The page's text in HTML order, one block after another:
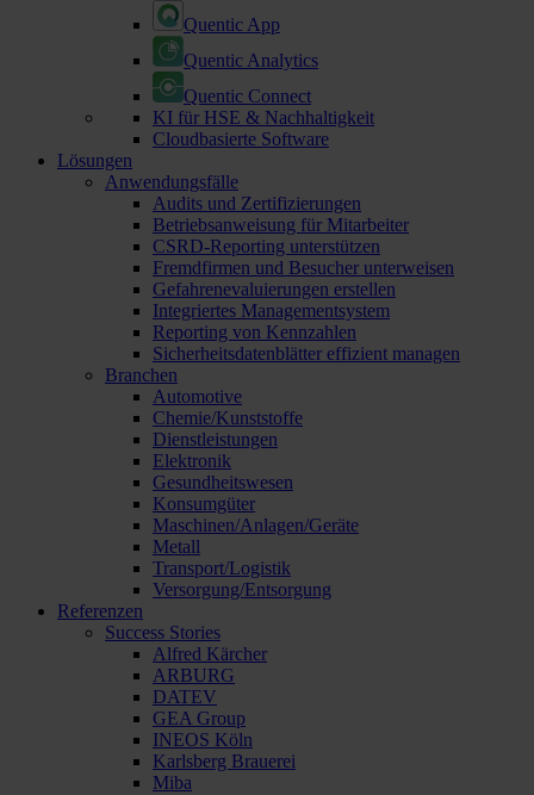
Quentic App
Quentic Analytics
Quentic Connect
KI für HSE & Nachhaltigkeit
Cloudbasierte Software
Lösungen
Anwendungsfälle
Audits und Zertifizierungen
Betriebsanweisung für Mitarbeiter
CSRD-Reporting unterstützen
Fremdfirmen und Besucher unterweisen
Gefahrenevaluierungen erstellen
Integriertes Managementsystem
Reporting von Kennzahlen
Sicherheitsdatenblätter effizient managen
Branchen
Automotive
Chemie/Kunststoffe
Dienstleistungen
Elektronik
Gesundheitswesen
Konsumgüter
Maschinen/Anlagen/Geräte
Metall
Transport/Logistik
Versorgung/Entsorgung
Referenzen
Success Stories
Alfred Kärcher
ARBURG
DATEV
GEA Group
INEOS Köln
Karlsberg Brauerei
Miba